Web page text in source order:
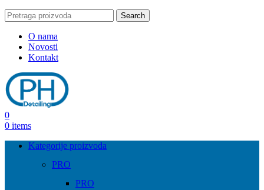
Search
O nama
Novosti
Kontakt
0
0 items
Kategorije proizvoda
PRO
PRO